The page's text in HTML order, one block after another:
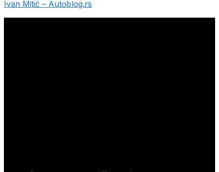
Ivan Mitić – Autoblog.rs